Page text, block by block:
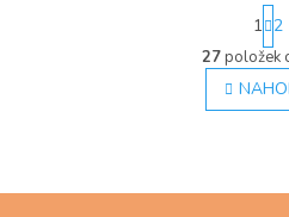
O
v
l
c
S
t
r
á
n
k
n
1 2
27 položek